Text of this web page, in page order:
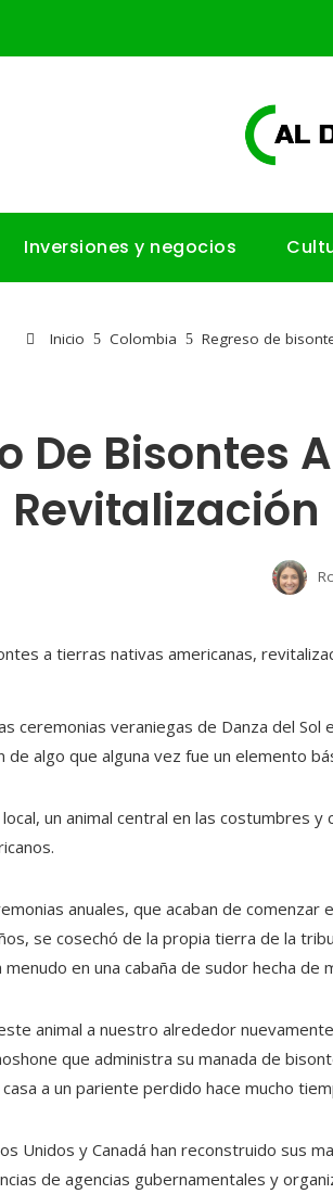
Inversiones y negocios
Inicio Colombia Regreso de
De Bisontes
Revitalización
ceremonias veraniegas de Danza del
de algo que alguna vez fue un elemento
un animal central en las costumbres y
anuales, que acaban de comenzar
se cosechó de la propia tierra de la
menudo en una cabaña de sudor hecha de
animal a nuestro alrededor
que administra su manada de
a un pariente perdido hace mucho
Unidos y Canadá han reconstruido sus
de agencias gubernamentales y